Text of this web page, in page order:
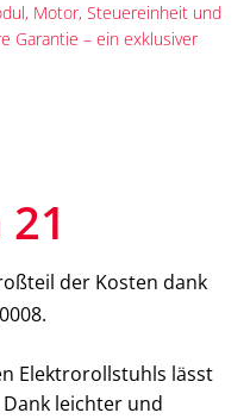
Motor, Steuereinheit und
Garantie – ein exklusiver
der Kosten dank
Elektrorollstuhls lässt
leichter und